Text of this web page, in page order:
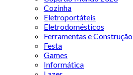
Cozinha
Eletroportáteis
Eletrodomésticos
Ferramentas e Construção
Festa
Games
Informática